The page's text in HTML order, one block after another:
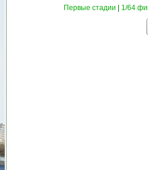
Первые стадии 1/64